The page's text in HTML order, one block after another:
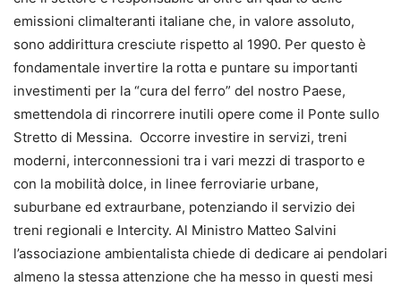
emissioni climalteranti italiane che, in valore assoluto,
sono addirittura cresciute rispetto al 1990. Per questo è
fondamentale invertire la rotta e puntare su importanti
investimenti per la “cura del ferro” del nostro Paese,
smettendola di rincorrere inutili opere come il Ponte sullo
Stretto di Messina. Occorre investire in servizi, treni
moderni, interconnessioni tra i vari mezzi di trasporto e
con la mobilità dolce, in linee ferroviarie urbane,
suburbane ed extraurbane, potenziando il servizio dei
treni regionali e Intercity. Al Ministro Matteo Salvini
l’associazione ambientalista chiede di dedicare ai pendolari
almeno la stessa attenzione che ha messo in questi mesi